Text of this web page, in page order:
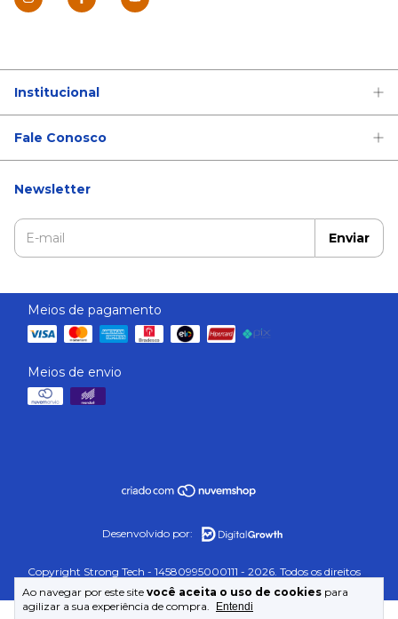
Ao navegar por este site você aceita o uso de cookies para
agilizar a sua experiência de compra.
Entendi
Institucional
Fale Conosco
Newsletter
Meios de pagamento
Meios de envio
Desenvolvido por:
Copyright Strong Tech - 14580995000111 - 2026. Todos os direitos